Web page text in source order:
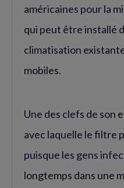
américaines pour la
qui peut être installé
climatisation
mobiles.
Une des clefs de son
avec laquelle le filtre
puisque les gens
longtemps dans une